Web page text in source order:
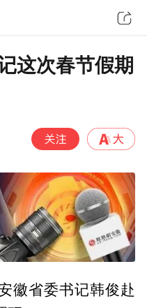
这次春节假期
徽省委书记韩俊赴